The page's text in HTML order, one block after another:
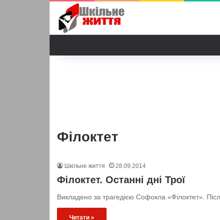
Філоктет
Шкільне життя 28.09.2014
Філоктет. Останні дні Трої
Викладено за трагедією Софокла «Філоктет».
Читати »